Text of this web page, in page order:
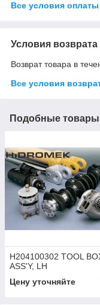
Все условия оплаты
Условия возврата
Возврат товара в
Все условия
Подобные
H204100302 TOOL
ASS'Y, LH
Цену уточняйте